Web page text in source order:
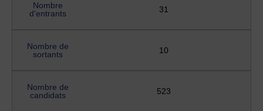
Nombre
d'entrants
31
Nombre de
sortants
10
Nombre de
candidats
523